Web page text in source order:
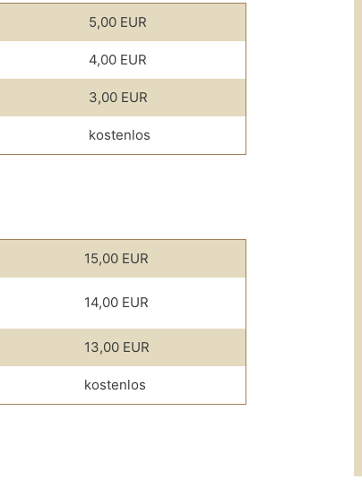
5,00 EUR
4,00 EUR
3,00 EUR
kostenlos
15,00 EUR
14,00 EUR
13,00 EUR
kostenlos